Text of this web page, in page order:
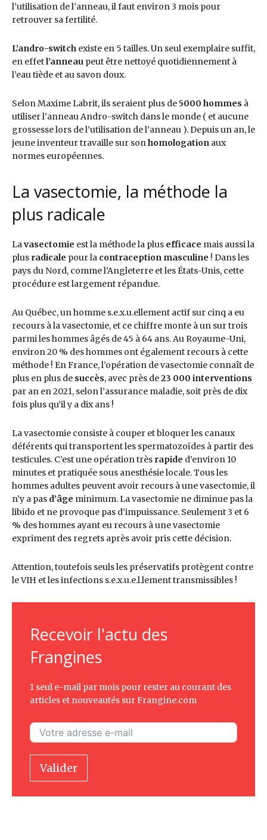
l’utilisation de l’anneau, il faut environ 3 mois pour
retrouver sa fertilité.
L’andro-switch existe en 5 tailles. Un seul exemplaire suffit,
en effetl’anneau peut être nettoyé quotidiennement à
l’eau tiède et au savon doux.
Selon Maxime Labrit, ils seraient plus de5000 hommes à
utiliser l’anneau Andro-switch dans le monde ( et aucune
grossesse lors de l’utilisation de l’anneau ). Depuis un an, le
jeune inventeur travaille sur sonhomologation aux
normes européennes.
La vasectomie, la méthode la
plus radicale
Lavasectomie est la méthode la plus efficace mais aussi la
plus radicale pour la contraception masculine ! Dans les
pays du Nord, comme l’Angleterre et les États-Unis, cette
procédure est largement répandue.
Au Québec, un homme s.e.x.u.ellement actif sur cinq a eu
recours à la vasectomie, et ce chiffre monte à un sur trois
parmi les hommes âgés de 45 à 64 ans. Au Royaume-Uni,
environ 20 % des hommes ont également recours à cette
méthode ! En France, l’opération de vasectomie connaît de
plus en plus de succès, avec près de23 000 interventions
par an en 2021, selon l’assurance maladie, soit près de dix
fois plus qu’il y a dix ans !
La vasectomie consiste à couper et bloquer les canaux
déférents qui transportent les spermatozoïdes à partir des
testicules. C’est une opération très rapide d’environ 10
minutes et pratiquée sous anesthésie locale. Tous les
hommes adultes peuvent avoir recours à une vasectomie, il
n’y a pas d’âge minimum. La vasectomie ne diminue pas la
libido et ne provoque pas d’impuissance. Seulement 3 et 6
% des hommes ayant eu recours à une vasectomie
expriment des regrets après avoir pris cette décision.
Attention, toutefois seuls les préservatifs protègent contre
le VIH et les infections s.e.x.u.e.l.lement transmissibles !
Recevoir l'actu des
Frangines
1 seul e-mail par mois pour rester au courant des
articles et nouveautés sur Frangine.com
Valider